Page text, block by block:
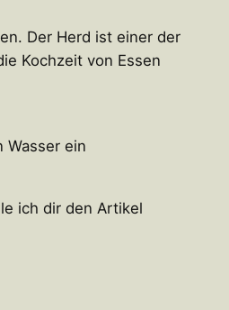
Der Herd ist einer der
Kochzeit von Essen
Wasser ein
ich dir den Artikel